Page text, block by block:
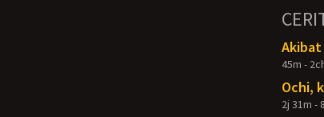
Akibat
45m -
Ochi,
2j 31m -